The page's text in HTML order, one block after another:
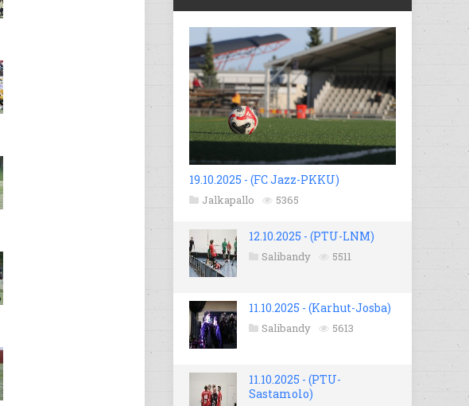
19.10.2025 - (FC Jazz-PKKU)
Jalkapallo 5365
12.10.2025 - (PTU-LNM)
Salibandy 5511
11.10.2025 - (Karhut-Josba)
Salibandy 5613
11.10.2025 - (PTU-
Sastamolo)